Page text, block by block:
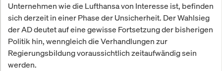
Unternehmen wie die Lufthansa von Interesse ist, befinden
sich derzeit in einer Phase der Unsicherheit. Der Wahlsieg
der AD deutet auf eine gewisse Fortsetzung der bisherigen
Politik hin, wenngleich die Verhandlungen zur
Regierungsbildung voraussichtlich zeitaufwändig sein
werden.